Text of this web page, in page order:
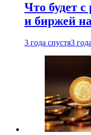
Что будет
и биржей
3 года спустя3